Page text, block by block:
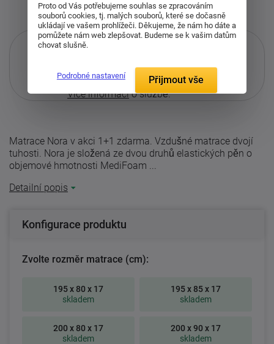
Pouze při nákupu přes i-matrace.cz
Více informacío službě.
Matrace Nora v akci 1+1 zdarma. Vzdušné matrace dvojí
tuhosti. Nora je složená ze dvou druhů elastických pěn o
objemové hmotnosti MediFoam ...
Detailní popis
Konfigurace produktu
Zvolte rozměr matrace (cm):
195 x 80 x 17
skladem
195 x 85 x 17
skladem
200 x 80 x 17
skladem
200 x 90 x 17
skladem
Proto od Vás potřebujeme souhlas se zpracováním
souborů cookies, tj. malých souborů, které se dočasně
ukládají ve vašem prohlížeči. Děkujeme, že nám ho dáte a
pomůžete nám web zlepšovat. Budeme se k vašim datům
chovat slušně.
Podrobné nastavení Přijmout vše